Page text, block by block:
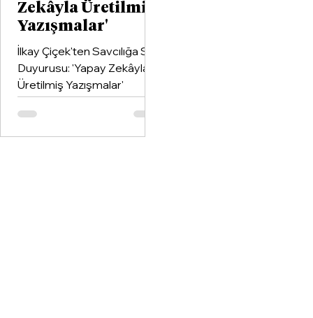
Zekâyla Üretilmiş
Yazışmalar'
İlkay Çiçek'ten Savcılığa Suç
Duyurusu: 'Yapay Zekâyla
Üretilmiş Yazışmalar'